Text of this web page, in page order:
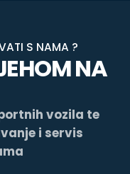
S NAMA ?
NA
vozila te
i servis